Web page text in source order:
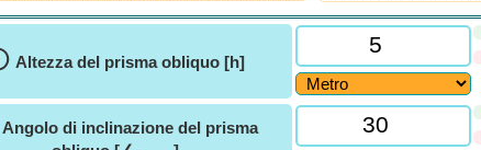
Altezza del prisma obliquo [h]
Angolo di inclinazione del prisma